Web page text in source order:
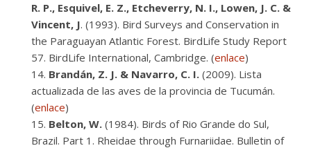
R. P., Esquivel, E. Z., Etcheverry, N. I., Lowen, J. C. &
Vincent, J. (1993). Bird Surveys and Conservation in
the Paraguayan Atlantic Forest. BirdLife Study Report
57. BirdLife International, Cambridge. (enlace)
Brandán, Z. J. & Navarro, C. I. (2009). Lista
actualizada de las aves de la provincia de Tucumán.
(enlace)
Belton, W. (1984). Birds of Rio Grande do Sul,
Brazil. Part 1. Rheidae through Furnariidae. Bulletin of